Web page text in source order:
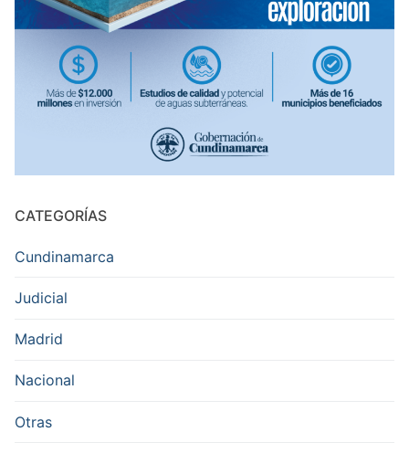
CATEGORÍAS
Cundinamarca
Judicial
Madrid
Nacional
Otras